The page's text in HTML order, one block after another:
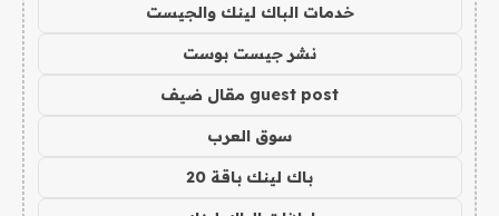
خدمات الباك لينك والجيست
نشر جيست بوست
guest post مقال ضيف
سوق العرب
باك لينك باقة 20